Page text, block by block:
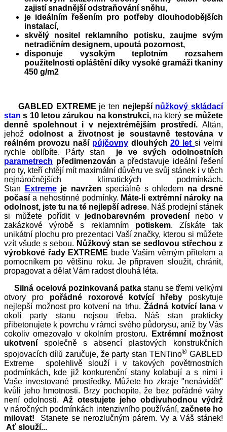
zajistí snadnější odstraňování sněhu,
je ideálním řešením pro potřeby dlouhodobějších
instalací,
skvělý nositel reklamního potisku, zaujme svým
netradičním designem, upoutá pozornost,
disponuje vysokým teplotním rozsahem
použitelnosti opláštění díky vysoké gramáži tkaniny
450 g/m2
GABLED EXTREME je ten nejlepší nůžkový skládací
stan s 10 letou zárukou na konstrukci, na který se můžete
denně spolehnout i v nejextrémějším prostředí.Altán,
jehož odolnost a životnost je soustavně testována v
reálném provozu naší půjčovnydlouhých20 letsi velmi
rychle oblíbíte. Párty stan
je ve svých odolnostních
parametrech předimenzován a představuje ideální řešení
pro ty, kteří chtějí mít maximální důvěru ve svůj stánek i v těch
nejnáročnějších klimatických podmínkách.
Stan
Extreme je navržen speciálně s ohledem na drsné
počasí a nehostinné podmínky. Máte-li extrémní nároky na
odolnost, jste tu na té nejlepší adrese. Náš prodejní stánek
si můžete pořídit v jednobarevném provedení nebo v
zakázkové výrobě s reklamním potiskem. Získáte tak
unikátní plochu pro prezentaci Vaší značky, kterou si můžete
vzít všude s sebou. Nůžkový stan se sedlovou střechou z
výrobkové řady EXTREME bude Vašim věrným přítelem a
pomocníkem po většinu roku. Je připraven sloužit, chránit,
propagovat a dělat Vám radost dlouhá léta.
Silná ocelová pozinkovaná patkastanu se třemi velkými
otvory pro pořádné roxorové kotvící hřeby poskytuje
nejlepší možnost pro kotvení na trhu. Žádná kotvící lanav
okolí party stanu nejsou třeba. Náš stan prakticky
přibetonujete k povrchu v rámci svého půdorysu, aniž by Vás
cokoliv omezovalo v okolním prostoru.
Extrémní možnost
ukotvení společně s absencí plastových konstrukčních
spojovacích dílů zaručuje, že party stan TENTino® GABLED
Extreme spolehlivě slouží i v takových povětrnostních
podmínkách, kde již konkurenční stany kolabují a s nimi i
Vaše investované prostředky. Můžete ho zkraje "nenávidět"
kvůli jeho hmotnosti. Brzy pochopíte, že bez pořádné váhy
není odolnosti.Až otestujete jeho obdivuhodnou výdrž
v náročných podmínkách intenzivního používání, začnete ho
milovat! Stanete se nerozlučným párem. Vy a Váš stánek!
Ať slouží...